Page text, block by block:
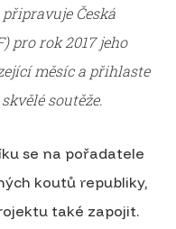
připravuje Česká
pro rok 2017 jeho
měsíc a přihlaste
soutěže.
se na pořadatele
koutů republiky,
také zapojit.